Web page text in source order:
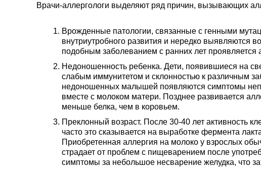
Врачи-аллергологи выделяют ряд причин, вызывающих
Врожденные патологии, связанные с генными
внутриутробного развития и нередко выявляются
подобным заболеванием с ранних лет
Недоношенность ребенка. Дети, появившиеся на
слабым иммунитетом и склонностью к различным
недоношенных малышей появляются симптомы
вместе с молоком матери. Позднее развивается
меньше белка, чем в коровьем.
Преклонный возраст. После 30-40 лет активность
часто это сказывается на выработке фермента
Приобретенная аллергия на молоко у взрослых
страдает от проблем с пищеварением после
симптомы за небольшое несварение желудка, что